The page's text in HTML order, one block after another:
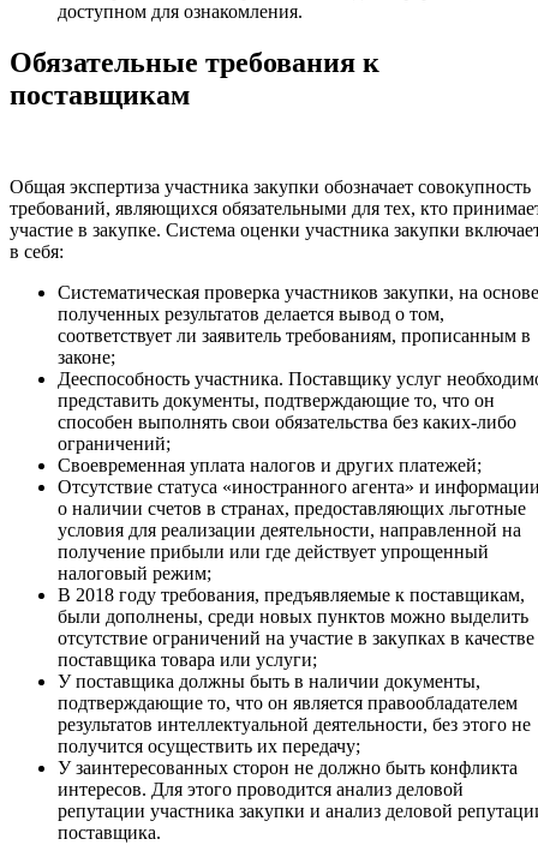
доступном для ознакомления.
Обязательные требования к
поставщикам
Общая экспертиза участника закупки обозначает совокупность
требований, являющихся обязательными для тех, кто
участие в закупке. Система оценки участника закупки
в себя:
Систематическая проверка участников закупки, на основе
полученных результатов делается вывод о том,
соответствует ли заявитель требованиям, прописанным в
законе;
Дееспособность участника. Поставщику услуг
представить документы, подтверждающие то, что он
способен выполнять свои обязательства без каких-либо
ограничений;
Своевременная уплата налогов и других платежей;
Отсутствие статуса «иностранного агента» и
о наличии счетов в странах, предоставляющих льготные
условия для реализации деятельности, направленной на
получение прибыли или где действует упрощенный
налоговый режим;
В 2018 году требования, предъявляемые к поставщикам,
были дополнены, среди новых пунктов можно выделить
отсутствие ограничений на участие в закупках в качестве
поставщика товара или услуги;
У поставщика должны быть в наличии документы,
подтверждающие то, что он является правообладателем
результатов интеллектуальной деятельности, без этого не
получится осуществить их передачу;
У заинтересованных сторон не должно быть конфликта
интересов. Для этого проводится анализ деловой
репутации участника закупки и анализ деловой
поставщика.